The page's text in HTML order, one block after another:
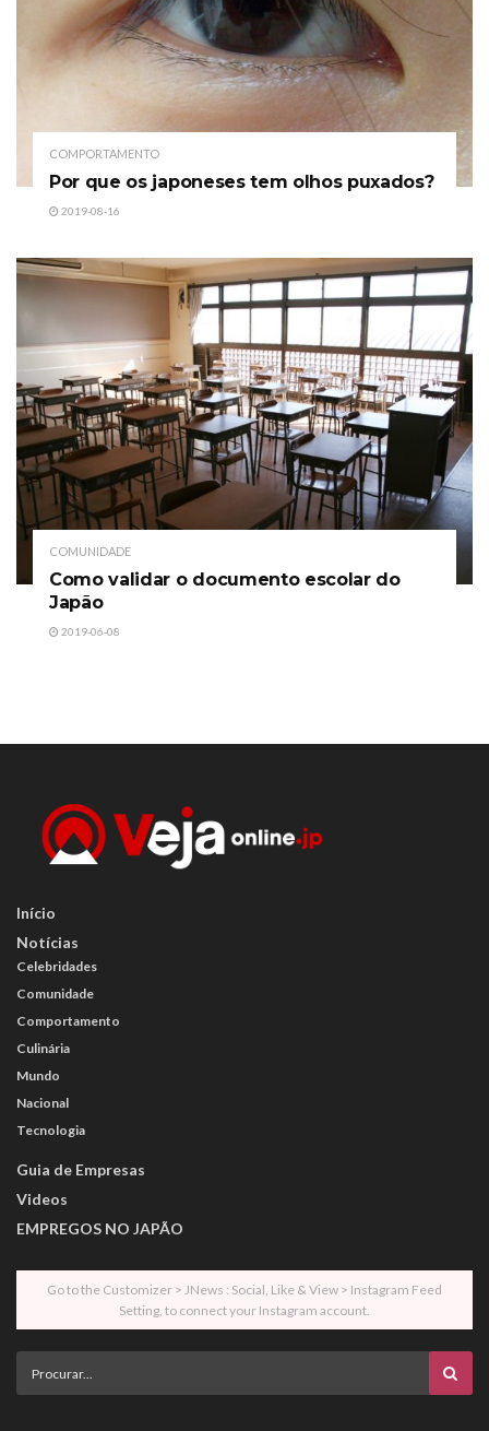
COMPORTAMENTO
Por que os japoneses tem olhos puxados?
2019-08-16
COMUNIDADE
Como validar o documento escolar do
Japão
2019-06-08
Início
Notícias
Celebridades
Comunidade
Comportamento
Culinária
Mundo
Nacional
Tecnologia
Guia de Empresas
Videos
EMPREGOS NO JAPÃO
Go to the Customizer > JNews : Social, Like & View > Instagram Feed
Setting, to connect your Instagram account.